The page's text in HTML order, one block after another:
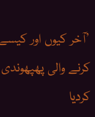
’آخر کیوں اور
کرنے والی
کردیا